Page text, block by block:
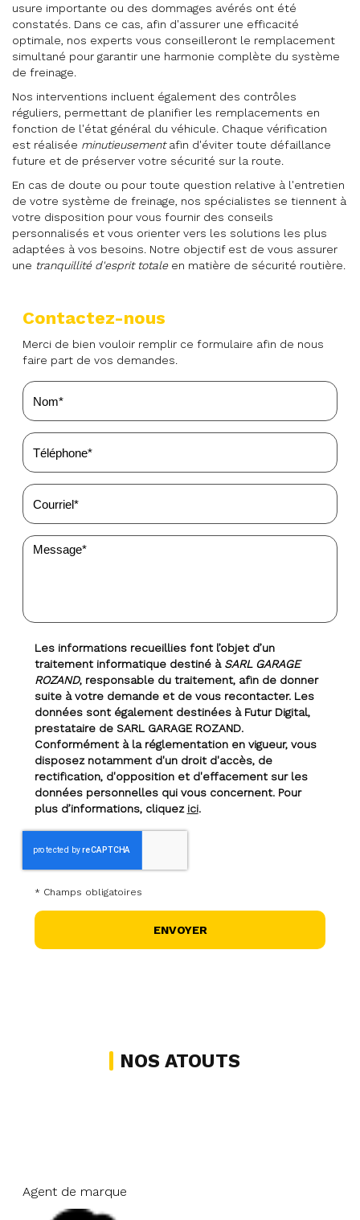
usure importante ou des dommages avérés ont été
constatés. Dans ce cas, afin d'assurer une efficacité
optimale, nos experts vous conseilleront le remplacement
simultané pour garantir une harmonie complète du système
de freinage.
Nos interventions incluent également des contrôles
réguliers, permettant de planifier les remplacements en
fonction de l'état général du véhicule. Chaque vérification
est réalisée minutieusementafin d'éviter toute défaillance
future et de préserver votre sécurité sur la route.
En cas de doute ou pour toute question relative à l'entretien
de votre système de freinage, nos spécialistes se tiennent à
votre disposition pour vous fournir des conseils
personnalisés et vous orienter vers les solutions les plus
adaptées à vos besoins. Notre objectif est de vous assurer
une tranquillité d'esprit totaleen matière de sécurité routière.
Contactez-nous
Merci de bien vouloir remplir ce formulaire afin de nous
faire part de vos demandes.
Les informations recueillies font l’objet d’un
traitement informatique destiné àSARL GARAGE
ROZAND, responsable du traitement, afin de donner
suite à votre demande et de vous recontacter. Les
données sont également destinées à Futur Digital,
prestataire de SARL GARAGE ROZAND.
Conformément à la réglementation en vigueur, vous
disposez notamment d'un droit d'accès, de
rectification, d'opposition et d'effacement sur les
données personnelles qui vous concernent. Pour
plus d’informations, cliquez ici.
* Champs obligatoires
NOS ATOUTS
Agent de marque